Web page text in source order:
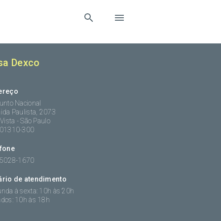
Dexco
Nacional
Paulista, 2073
- São Paulo
300
1670
de atendimento
à sexta: 10h às 20h
10h às 18h